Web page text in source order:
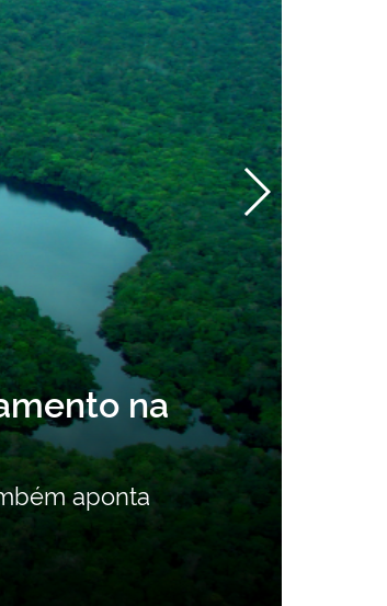
Nacional de
está aberta
do Segundo Inventário